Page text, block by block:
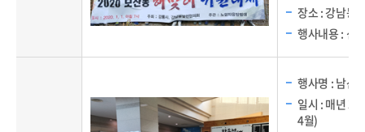
장소 : 강남동
행사내용 : 신
행사명 : 남산
일시 : 매년 3
4월)